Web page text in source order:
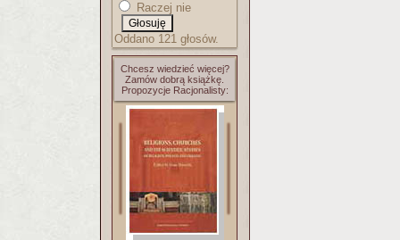
Raczej nie
Oddano 121 głosów.
Chcesz wiedzieć więcej?
Zamów dobrą książkę.
Propozycje Racjonalisty: